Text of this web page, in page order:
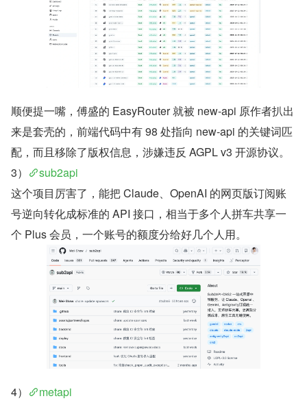
顺便提一嘴，傅盛的 EasyRouter 就被 new-api 原作者扒出
来是套壳的，前端代码中有 98 处指向 new-api 的关键词匹
配，而且移除了版权信息，涉嫌违反 AGPL v3 开源协议。
3）
sub2api
这个项目厉害了，能把 Claude、OpenAI 的网页版订阅账
号逆向转化成标准的 API 接口，相当于多个人拼车共享一
个 Plus 会员，一个账号的额度分给好几个人用。
4）
metapi